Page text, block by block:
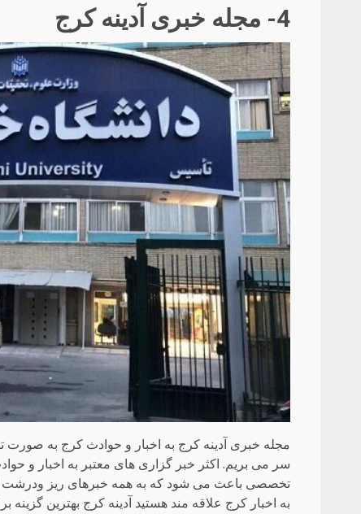
4- مجله خبری آدینه کرج
مجله خبری آدینه کرج به اخبار و حوادث کرج به صورت
سر می بریم. اکثر خبر گزاری های معتبر به اخبار و
تخصصی باعث می شود که به همه خبرهای ریز ودرشت
به اخبار کرج علاقه مند هستید آدینه کرج بهترین